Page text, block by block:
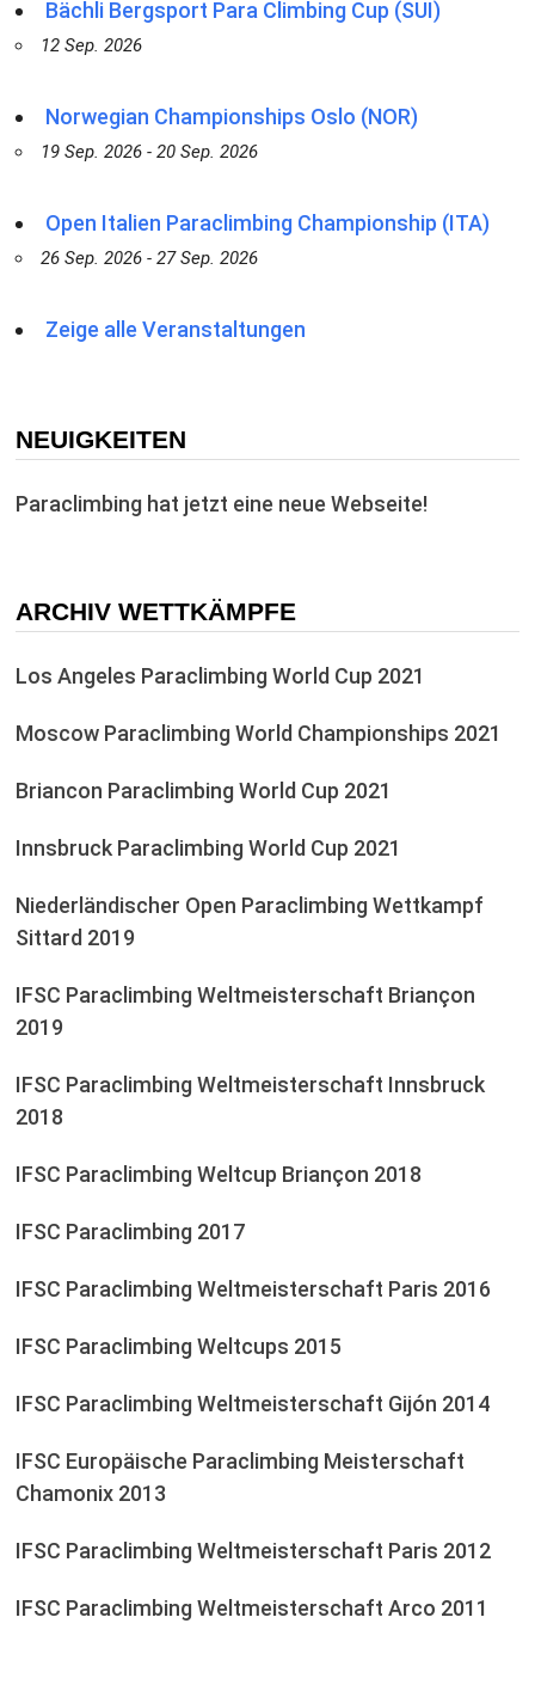
Bächli Bergsport Para Climbing Cup (SUI)
12 Sep. 2026
Norwegian Championships Oslo (NOR)
19 Sep. 2026 - 20 Sep. 2026
Open Italien Paraclimbing Championship (ITA)
26 Sep. 2026 - 27 Sep. 2026
Zeige alle Veranstaltungen
NEUIGKEITEN
Paraclimbing hat jetzt eine neue Webseite!
ARCHIV WETTKÄMPFE
Los Angeles Paraclimbing World Cup 2021
Moscow Paraclimbing World Championships 2021
Briancon Paraclimbing World Cup 2021
Innsbruck Paraclimbing World Cup 2021
Niederländischer Open Paraclimbing Wettkampf
Sittard 2019
IFSC Paraclimbing Weltmeisterschaft Briançon
2019
IFSC Paraclimbing Weltmeisterschaft Innsbruck
2018
IFSC Paraclimbing Weltcup Briançon 2018
IFSC Paraclimbing 2017
IFSC Paraclimbing Weltmeisterschaft Paris 2016
IFSC Paraclimbing Weltcups 2015
IFSC Paraclimbing Weltmeisterschaft Gijón 2014
IFSC Europäische Paraclimbing Meisterschaft
Chamonix 2013
IFSC Paraclimbing Weltmeisterschaft Paris 2012
IFSC Paraclimbing Weltmeisterschaft Arco 2011